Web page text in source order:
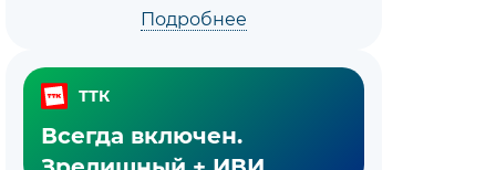
Подробнее
ТТК
Всегда включен.